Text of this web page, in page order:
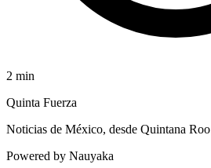
2 min
Quinta Fuerza
Noticias de México, desde Quintana Roo
Powered by Nauyaka